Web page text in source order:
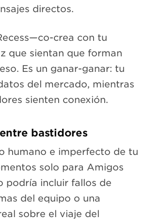
directos.
crea con tu
que sientan que forman
Es un ganar-ganar: tu
del mercado, mientras
sienten conexión.
bastidores
humano e imperfecto de tu
solo para Amigos
podría incluir fallos de
del equipo o una
sobre el viaje del